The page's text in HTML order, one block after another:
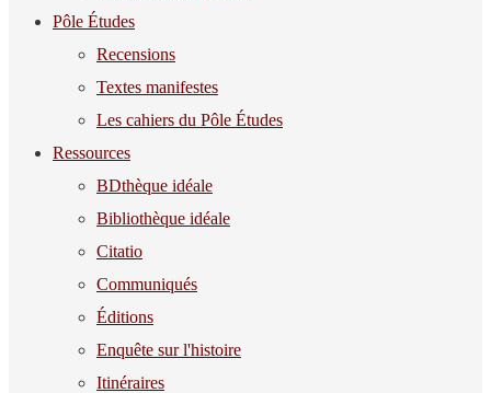
Pôle Études
Recensions
Textes manifestes
Les cahiers du Pôle Études
Ressources
BDthèque idéale
Bibliothèque idéale
Citatio
Communiqués
Éditions
Enquête sur l'histoire
Itinéraires